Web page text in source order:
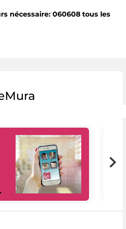
nécessaire: 060608 tous les